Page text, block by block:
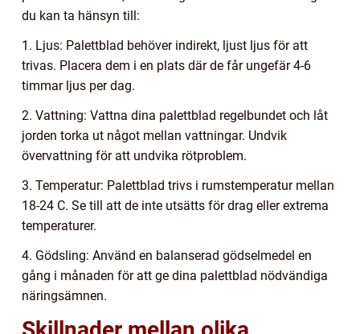
du kan ta hänsyn till:
1. Ljus: Palettblad behöver indirekt, ljust ljus för att
trivas. Placera dem i en plats där de får ungefär 4-6
timmar ljus per dag.
2. Vattning: Vattna dina palettblad regelbundet och låt
jorden torka ut något mellan vattningar. Undvik
övervattning för att undvika rötproblem.
3. Temperatur: Palettblad trivs i rumstemperatur mellan
18-24 C. Se till att de inte utsätts för drag eller extrema
temperaturer.
4. Gödsling: Använd en balanserad gödselmedel en
gång i månaden för att ge dina palettblad nödvändiga
näringsämnen.